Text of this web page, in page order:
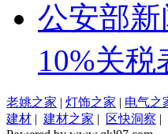
公安部
10%关
老姚之家 | 灯饰之家 | 电气之
建材 | 建材之家 | 区快洞察 |